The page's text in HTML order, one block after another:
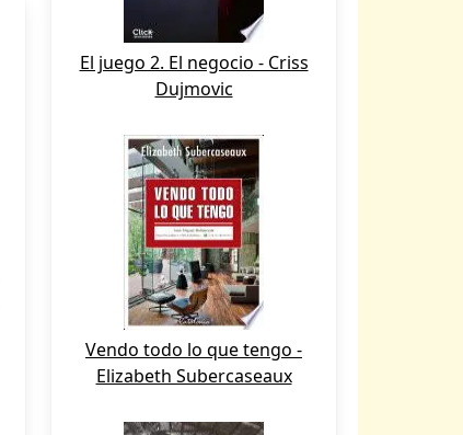
El juego 2. El negocio - Criss
Dujmovic
Vendo todo lo que tengo -
Elizabeth Subercaseaux